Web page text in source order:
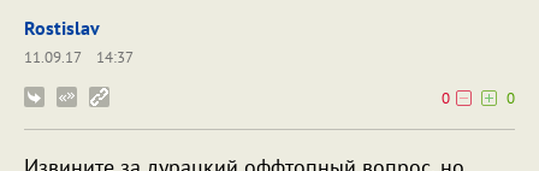
Rostislav
11.09.17
14:37
0
0